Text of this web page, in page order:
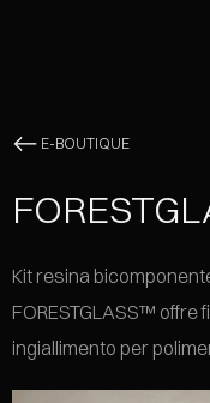
E-BOUTIQUE
Kit resina
FORESTGLASS™ offre
ingiallimento per